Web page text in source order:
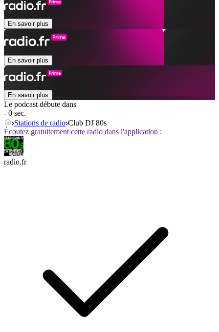
En savoir plus
En savoir plus
En savoir plus
Le podcast débute dans
- 0 sec.
Stations de radio Club DJ 80s
Écoutez gratuitement cette radio dans l'application :
radio.fr